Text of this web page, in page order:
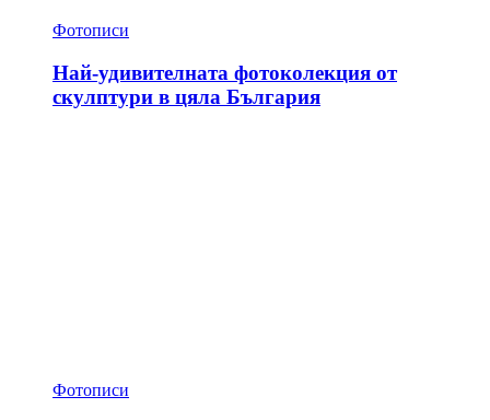
Фотописи
Най-удивителната фотоколекция от
скулптури в цяла България
Фотописи